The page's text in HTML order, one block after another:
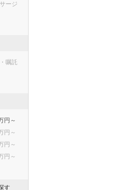
県
ージ
嘱託
円～
円～
円～
円～
す